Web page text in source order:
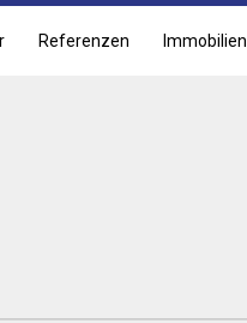
Referenzen Immobilien